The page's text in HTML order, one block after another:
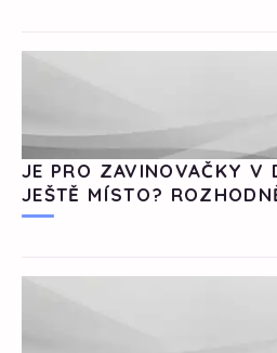
JE PRO ZAVINOVAČKY V
JEŠTĚ MÍSTO?